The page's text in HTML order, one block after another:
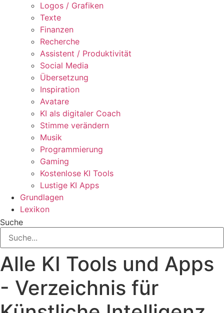
Logos / Grafiken
Texte
Finanzen
Recherche
Assistent / Produktivität
Social Media
Übersetzung
Inspiration
Avatare
KI als digitaler Coach
Stimme verändern
Musik
Programmierung
Gaming
Kostenlose KI Tools
Lustige KI Apps
Grundlagen
Lexikon
Suche
Alle KI Tools und Apps
- Verzeichnis für